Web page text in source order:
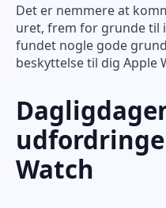
Det er nemmere at
uret, frem for grunde til
fundet nogle gode
beskyttelse til dig Apple
Watch